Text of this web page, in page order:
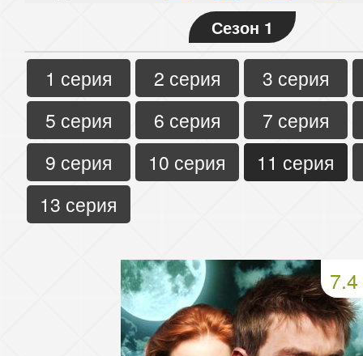
Сезон 1
1 серия 2 серия
3 серия
5 серия
6 серия
7 серия
9 серия
10 серия
11 серия
13 серия
7.4